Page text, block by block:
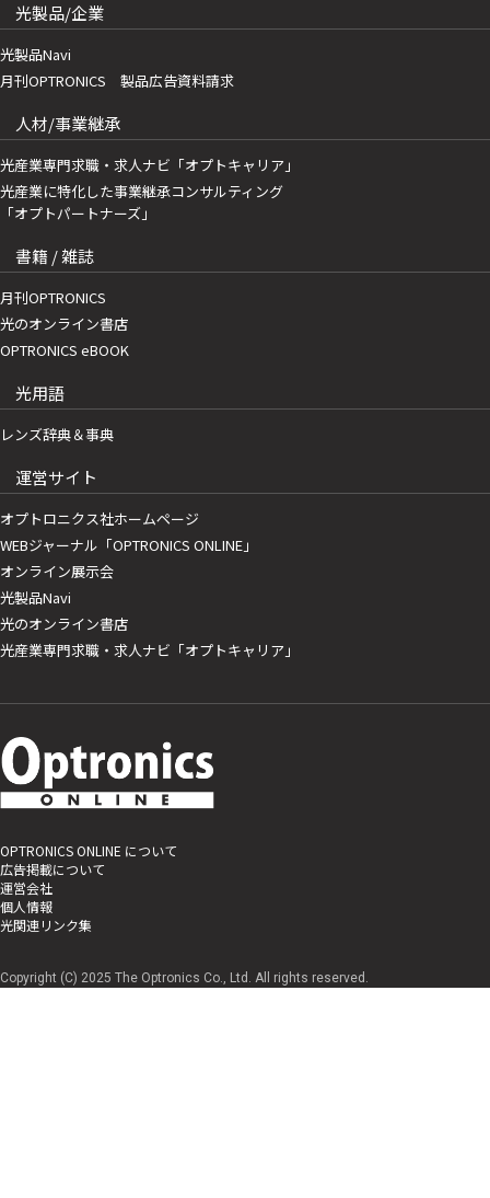
光製品/企業
光製品Navi
月刊OPTRONICS 製品広告資料請求
人材/事業継承
光産業専門求職・求人ナビ「オプトキャリア」
光産業に特化した事業継承コンサルティング
「オプトパートナーズ」
書籍 / 雑誌
月刊OPTRONICS
光のオンライン書店
OPTRONICS eBOOK
光用語
レンズ辞典＆事典
運営サイト
オプトロニクス社ホームページ
WEBジャーナル「OPTRONICS ONLINE」
オンライン展示会
光製品Navi
光のオンライン書店
光産業専門求職・求人ナビ「オプトキャリア」
OPTRONICS ONLINE について
広告掲載について
運営会社
個人情報
光関連リンク集
Copyright (C) 2025 The Optronics Co., Ltd. All rights reserved.